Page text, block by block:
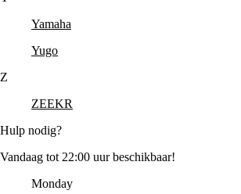
Yamaha
Yugo
Z
ZEEKR
Hulp nodig?
Vandaag tot 22:00 uur beschikbaar!
Monday